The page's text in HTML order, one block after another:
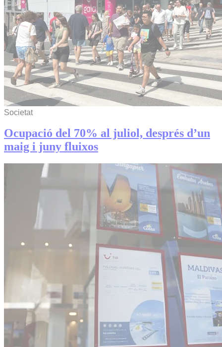
Societat
Ocupació del 70% al juliol, després d’un
maig i juny fluixos